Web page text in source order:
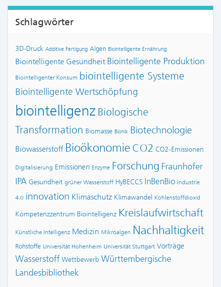
Schlagwörter
3D-Druck Additive Fertigung Algen Biointelligente Ernährung
Biointelligente Gesundheit Biointelligente Produktion
Biointelligenter Konsum biointelligente Systeme
Biointelligente Wertschöpfung
biointelligenz Biologische
Transformation Biomasse Bionik Biotechnologie
Biowasserstoff Bioökonomie CO2 CO2-Emissionen
Digitalisierung Emissionen Enzyme Forschung Fraunhofer
IPA Gesundheit grüner Wasserstoff HyBECCS InBenBio Industrie
4.0 innovation Klimaschutz Klimawandel Kohlenstoffdioxid
Kompetenzzentrum Biointelligenz Kreislaufwirtschaft
Künstliche Intelligenz Medizin Mikroalgen Nachhaltigkeit
Rohstoffe Universität Hohenheim Universität Stuttgart Vorträge
Wasserstoff Wettbewerb Württembergische
Landesbibliothek